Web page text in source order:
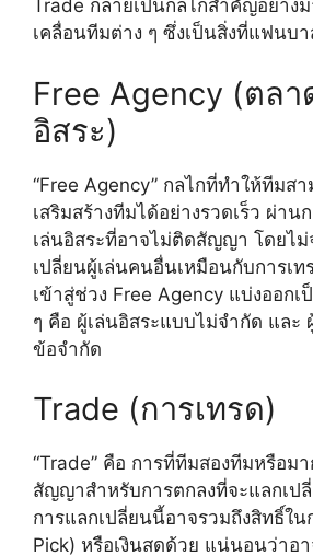
Trade กลายเป็นกลไกสำคัญอย่าง
เคลื่อนทีมต่าง ๆ ซึ่งเป็นสิ่งที่แฟนบ
Free Agency (ตลา
อิสระ)
“Free Agency” กลไกที่ทำให้ทีมส
เสริมสร้างทีมได้อย่างรวดเร็ว ผ่า
เล่นอิสระที่อาจไม่ติดสัญญา โดยไม่
เปลี่ยนผู้เล่นคนอื่นเหมือนกับการเท
เข้าสู่ช่วง Free Agency แบ่งออกเ
ๆ คือ ผู้เล่นอิสระแบบไม่จำกัด และ
ข้อจำกัด
Trade (การเทรด)
“Trade” คือ การที่ทีมสองทีมหรือม
สัญญาสำหรับการตกลงที่จะแลกเป
การแลกเปลี่ยนนี้อาจรวมถึงสิทธิ์ใ
Pick) หรือเงินสดด้วย แน่นอนว่าอา